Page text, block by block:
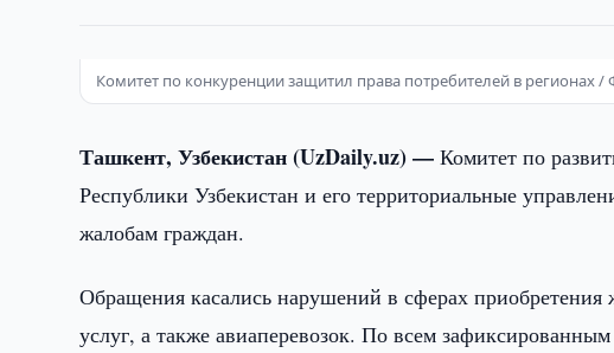
Комитет по конкуренции защитил права потребителей в
Ташкент, Узбекистан (UzDaily.uz) —Комитет по
Республики Узбекистан и его территориальные
жалобам граждан.
Обращения касались нарушений в сферах
услуг, а также авиаперевозок. По всем